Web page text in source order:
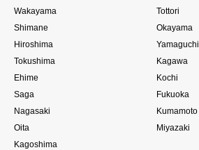
Wakayama
Tottori
Shimane
Okayama
Hiroshima
Yamaguchi
Tokushima
Kagawa
Ehime
Kochi
Saga
Fukuoka
Nagasaki
Kumamoto
Oita
Miyazaki
Kagoshima